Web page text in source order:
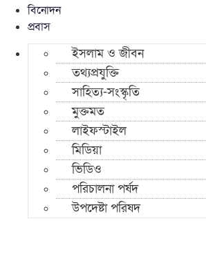
বিনোদন
প্রবাস
ইসলাম ও জীবন
তথ্যপ্রযুক্তি
সাহিত্য-সংস্কৃতি
মুক্তমত
লাইফস্টাইল
মিডিয়া
ভিডিও
পরিচালনা পর্ষদ
উপদেষ্টা পরিষদ